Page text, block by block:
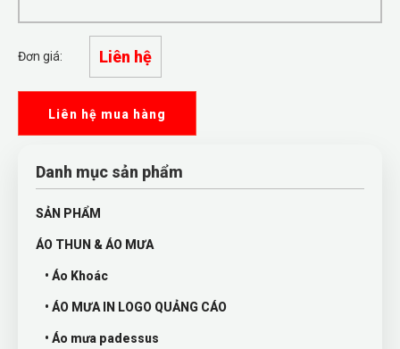
Đơn giá: Liên hệ
Liên hệ mua hàng
Danh mục sản phẩm
SẢN PHẨM
ÁO THUN & ÁO MƯA
• Áo Khoác
• ÁO MƯA IN LOGO QUẢNG CÁO
• Áo mưa padessus